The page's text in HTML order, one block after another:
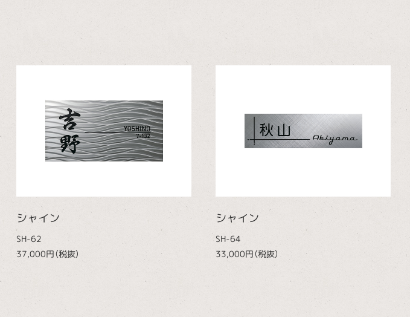
シャイン
SH-62
37,000円（税抜）
シャイン
SH-64
33,000円（税抜）